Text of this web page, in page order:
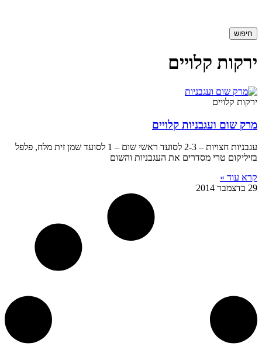
חיפוש
ירקות קלויים
ירקות קלויים
מרק שום ועגבניות קלויים
עגבניות חצויות – 2-3 לסועד ראשי שום – 1 לסועד שמן זית מלח, פלפל
בזיליקום טרי מסדרים את העגבניות והשום
קרא עוד »
29 בדצמבר 2014